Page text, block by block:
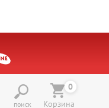
поиск
0
Корзина